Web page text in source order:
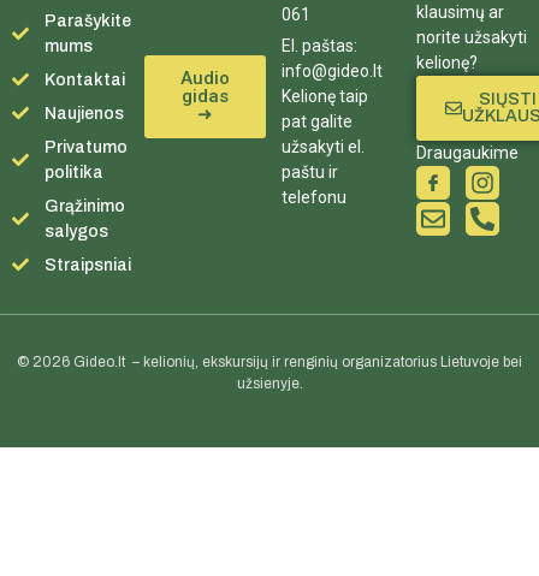
Parašykite
mums
Kontaktai
Naujienos
Privatumo
politika
Grąžinimo
salygos
Straipsniai
Audio
gidas
➜
061
El. paštas:
info@gideo.lt
Kelionę taip
pat galite
užsakyti el.
paštu ir
telefonu
klausimų ar
norite užsakyti
kelionę?
SIŲSTI
Draugaukime
© 2026 Gideo.lt – kelionių, ekskursijų ir renginių organizatorius Lietuvoje bei
užsienyje.